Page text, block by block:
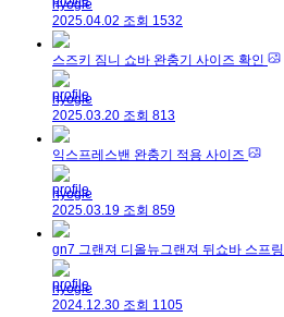
hyogle
2025.04.02 조회 1532
스즈키 짐니 쇼바 완충기 사이즈 확인
hyogle
2025.03.20 조회 813
익스프레스밴 완충기 적용 사이즈
hyogle
2025.03.19 조회 859
gn7 그랜져 디올뉴그랜져 뒤쇼바 스프링
hyogle
2024.12.30 조회 1105